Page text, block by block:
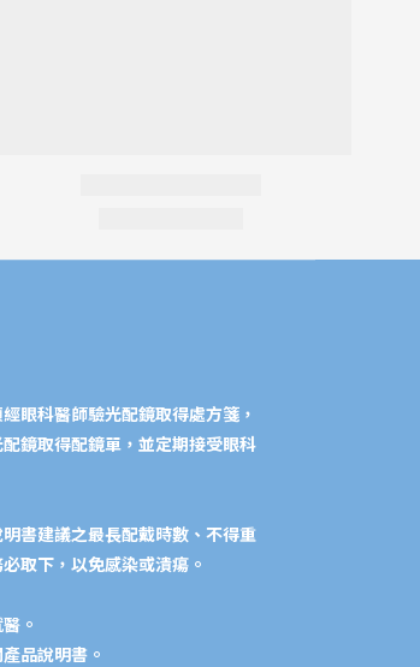
眼科醫師驗光配鏡取得處方箋，
鏡取得配鏡單，並定期接受眼科
書建議之最長配戴時數、不得重
取下，以免感染或潰瘍。
。
品說明書。​